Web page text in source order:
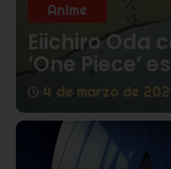
Anime
Eiichiro Oda
‘One Piece’
4 de marzo de